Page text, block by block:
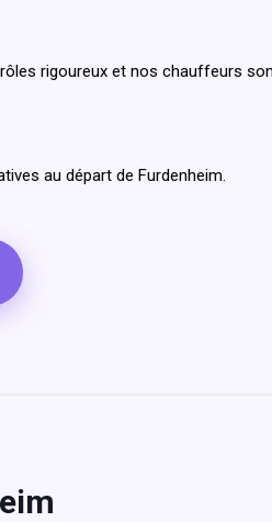
rigoureux et nos chauffeurs
au départ de Furdenheim.